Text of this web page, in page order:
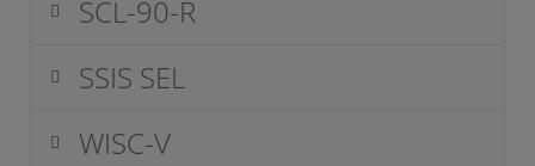
SCL-90-R
SSIS SEL
WISC-V